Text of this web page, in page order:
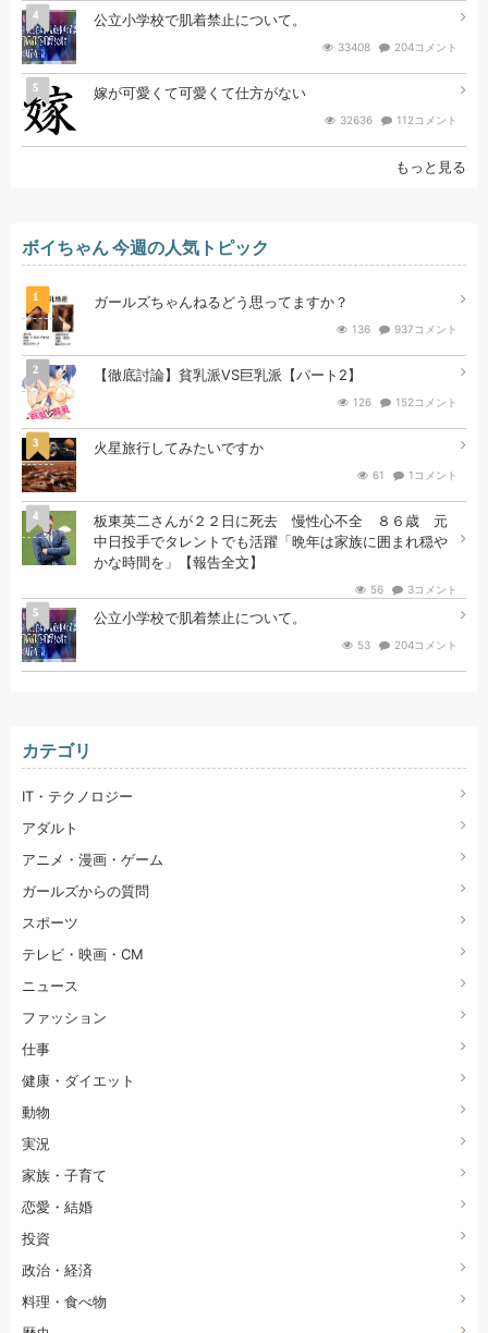
4 公立小学校で肌着禁止について。
33408 204コメント
5 嫁が可愛くて可愛くて仕方がない
32636 112コメント
もっと見る
ボイちゃん 今週の人気トピック
1 ガールズちゃんねるどう思ってますか？
136 937コメント
2 【徹底討論】貧乳派VS巨乳派【パート2】
126 152コメント
3 火星旅行してみたいですか
61 1コメント
4
板東英二さんが２２日に死去 慢性心不全 ８６歳 元
中日投手でタレントでも活躍「晩年は家族に囲まれ穏や
かな時間を」【報告全文】
56 3コメント
5 公立小学校で肌着禁止について。
53 204コメント
カテゴリ
IT・テクノロジー
アダルト
アニメ・漫画・ゲーム
ガールズからの質問
スポーツ
テレビ・映画・CM
ニュース
ファッション
仕事
健康・ダイエット
動物
実況
家族・子育て
恋愛・結婚
投資
政治・経済
料理・食べ物